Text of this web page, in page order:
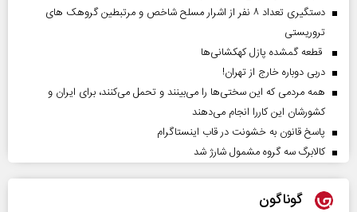
دستگیری تعداد ۸ نفر از اشرار مسلح شاخص و مرتبطین گروهک های
تروریستی
قطعه گمشده پازل کهکشانی‌ها
دربی دوباره خارج از تهران!
همه مردمی که این سختی‌ها را می‌بینند و تحمل می‌کنند، برای ایران و
کشورشان این کاررا انجام می‌دهند
پاسخ قانون به خشونت در قاب اینستاگرام
کالابرگ سه گروه مشمول شارژ شد
گوناگون